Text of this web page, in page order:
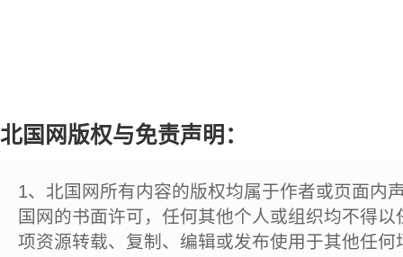
北国网版权与免责声明：
1、北国网所有内容的版权均属于作者或页面内
国网的书面许可，任何其他个人或组织均不得
项资源转载、复制、编辑或发布使用于其他任